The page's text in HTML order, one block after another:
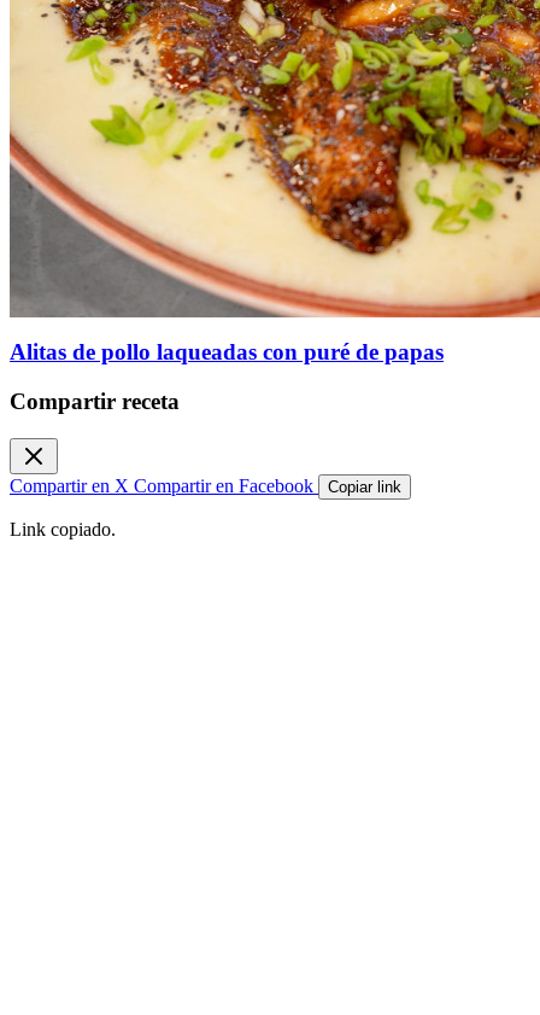
Alitas de pollo laqueadas con puré de papas
Compartir receta
Compartir en X Compartir en Facebook Copiar link
Link copiado.